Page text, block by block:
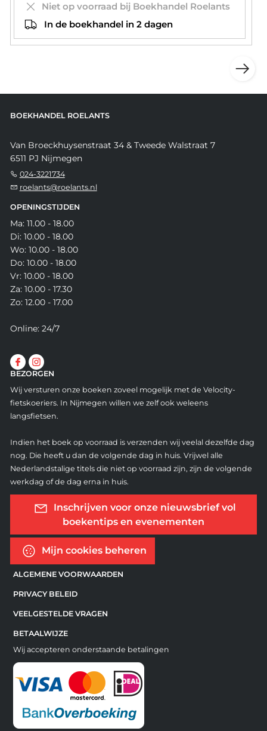
Niet op voorraad bij Boekhandel Roelants
In de boekhandel in 2 dagen
BOEKHANDEL ROELANTS
Van Broeckhuysenstraat 34 & Tweede Walstraat 7
6511 PJ Nijmegen
024-3221734
roelants@roelants.nl
OPENINGSTIJDEN
Ma: 11.00 - 18.00
Di: 10.00 - 18.00
Wo: 10.00 - 18.00
Do: 10.00 - 18.00
Vr: 10.00 - 18.00
Za: 10.00 - 17.30
Zo: 12.00 - 17.00
Online: 24/7
BEZORGEN
Wij versturen onze boeken zoveel mogelijk met de Velocity-
fietskoeriers. In Nijmegen willen we zelf ook weleens
langsfietsen.
Indien het boek op voorraad is verzenden wij veelal dezelfde dag
nog. Die heeft u dan de volgende dag in huis. Vrijwel alle
Nederlandstalige titels die niet op voorraad zijn, zijn de volgende
werkdag of de dag erna in huis.
Inschrijven voor onze nieuwsbrief vol
boekentips en evenementen
Mijn cookies beheren
ALGEMENE VOORWAARDEN
PRIVACY BELEID
VEELGESTELDE VRAGEN
BETAALWIJZE
Wij accepteren onderstaande betalingen